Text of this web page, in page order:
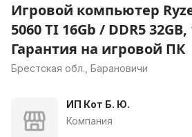
Игровой компьютер
5060 TI 16Gb / DDR5 32GB,
Гарантия на игровой ПК
Брестская обл., Барановичи
ИП Кот Б. Ю.
Компания